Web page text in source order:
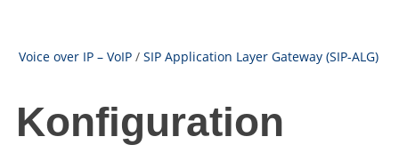
Voice over IP – VoIP / SIP Application Layer Gateway (SIP-ALG)
Konfiguration